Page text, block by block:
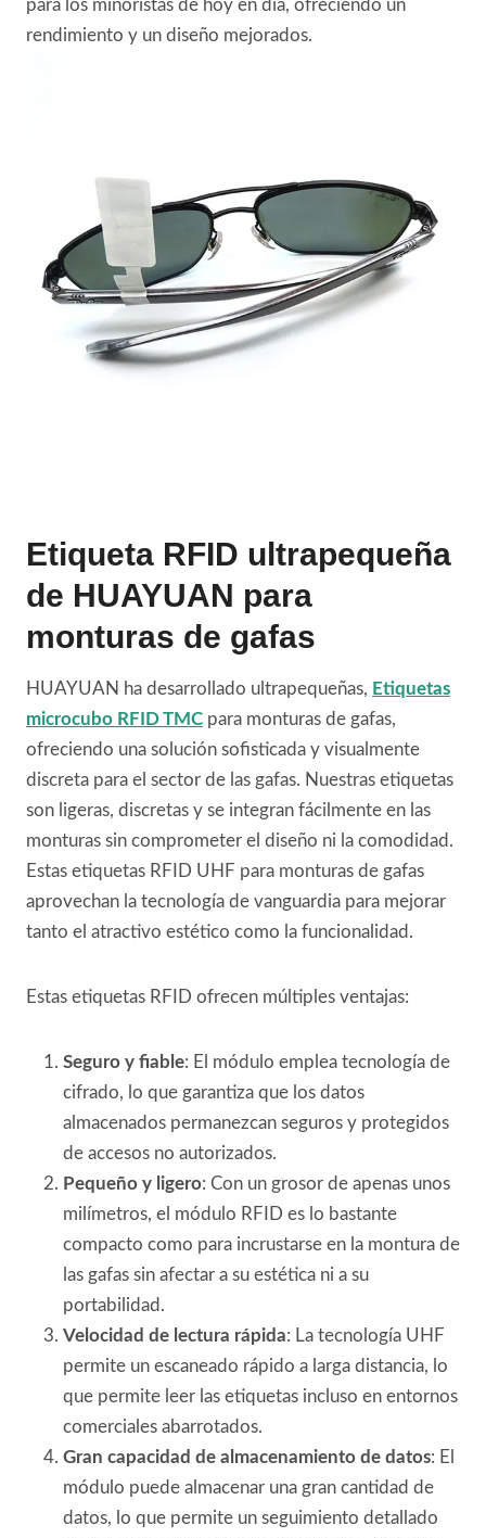
para los minoristas de hoy en día, ofreciendo un
rendimiento y un diseño mejorados.
Etiqueta RFID ultrapequeña
de HUAYUAN para
monturas de gafas
HUAYUAN ha desarrollado ultrapequeñas, Etiquetas
microcubo RFID TMC para monturas de gafas,
ofreciendo una solución sofisticada y visualmente
discreta para el sector de las gafas. Nuestras etiquetas
son ligeras, discretas y se integran fácilmente en las
monturas sin comprometer el diseño ni la comodidad.
Estas etiquetas RFID UHF para monturas de gafas
aprovechan la tecnología de vanguardia para mejorar
tanto el atractivo estético como la funcionalidad.
Estas etiquetas RFID ofrecen múltiples ventajas:
Seguro y fiable: El módulo emplea tecnología de
cifrado, lo que garantiza que los datos
almacenados permanezcan seguros y protegidos
de accesos no autorizados.
Pequeño y ligero: Con un grosor de apenas unos
milímetros, el módulo RFID es lo bastante
compacto como para incrustarse en la montura de
las gafas sin afectar a su estética ni a su
portabilidad.
Velocidad de lectura rápida: La tecnología UHF
permite un escaneado rápido a larga distancia, lo
que permite leer las etiquetas incluso en entornos
comerciales abarrotados.
Gran capacidad de almacenamiento de datos: El
módulo puede almacenar una gran cantidad de
datos, lo que permite un seguimiento detallado